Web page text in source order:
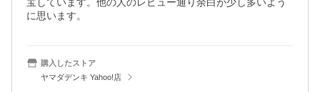
に思います。
購入したストア
ヤマダデンキ Yahoo!店